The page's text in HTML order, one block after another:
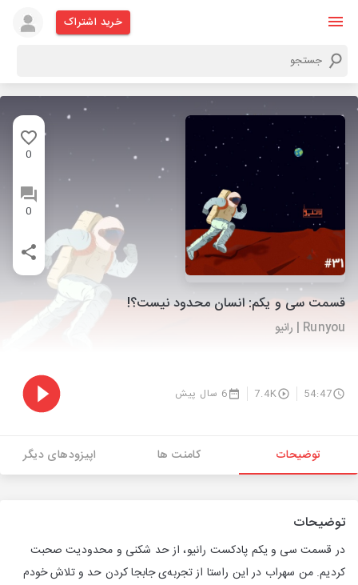
خرید اشتراک
0
0
قسمت سی و یکم: انسان محدود نیست؟!
Runyou | رانیو
54:47
7.4K 6 سال پیش
توضیحات کامنت ها اپیزودهای دیگر
توضیحات
در قسمت سی و یکم پادکست رانیو، از حد شکنی و محدودیت صحبت
کردیم. من سهراب در این راستا از تجربه‌ی جابجا کردن حد و تلاش خودم